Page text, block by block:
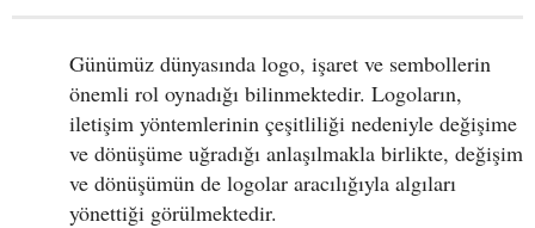
Günümüz dünyasında logo, işaret ve sembollerin
önemli rol oynadığı bilinmektedir. Logoların,
iletişim yöntemlerinin çeşitliliği nedeniyle değişime
ve dönüşüme uğradığı anlaşılmakla birlikte, değişim
ve dönüşümün de logolar aracılığıyla algıları
yönettiği görülmektedir.